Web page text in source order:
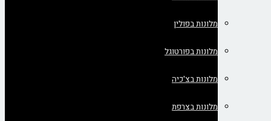
מלונות בפולין
מלונות בפורטוגל
מלונות בצ'כיה
מלונות בצרפת